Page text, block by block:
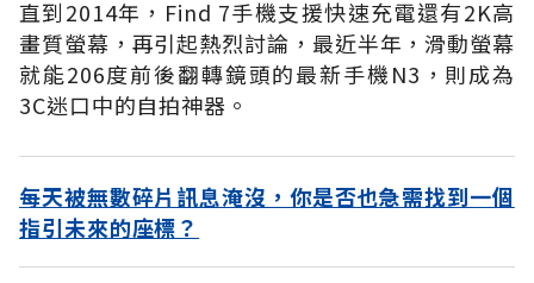
直到2014年，Find 7手機支援快速充電還有2K高
畫質螢幕，再引起熱烈討論，最近半年，滑動螢幕
就能206度前後翻轉鏡頭的最新手機N3，則成為
3C迷口中的自拍神器。
每天被無數碎片訊息淹沒，你是否也急需找到一個
指引未來的座標？